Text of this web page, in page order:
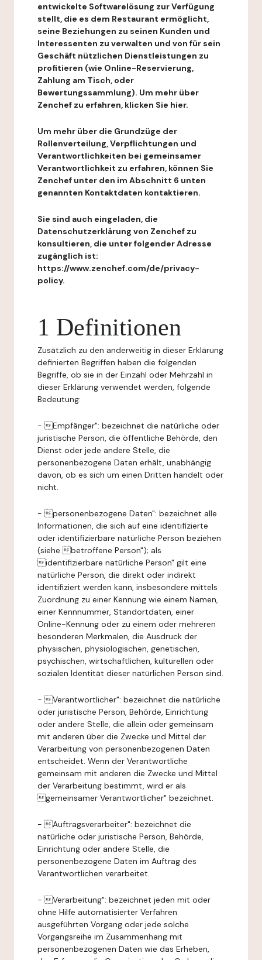
entwickelte Softwarelösung zur Verfügung
stellt, die es dem Restaurant ermöglicht,
seine Beziehungen zu seinen Kunden und
Interessenten zu verwalten und von für sein
Geschäft nützlichen Dienstleistungen zu
profitieren (wie Online-Reservierung,
Zahlung am Tisch, oder
Bewertungssammlung). Um mehr über
Zenchef zu erfahren, klicken Sie hier.
Um mehr über die Grundzüge der
Rollenverteilung, Verpflichtungen und
Verantwortlichkeiten bei gemeinsamer
Verantwortlichkeit zu erfahren, können Sie
Zenchef unter den im Abschnitt 6 unten
genannten Kontaktdaten kontaktieren.
Sie sind auch eingeladen, die
Datenschutzerklärung von Zenchef zu
konsultieren, die unter folgender Adresse
zugänglich ist:
https://www.zenchef.com/de/privacy-
policy.
1 Definitionen
Zusätzlich zu den anderweitig in dieser Erklärung
definierten Begriffen haben die folgenden
Begriffe, ob sie in der Einzahl oder Mehrzahl in
dieser Erklärung verwendet werden, folgende
Bedeutung:
- Empfänger": bezeichnet die natürliche oder
juristische Person, die öffentliche Behörde, den
Dienst oder jede andere Stelle, die
personenbezogene Daten erhält, unabhängig
davon, ob es sich um einen Dritten handelt oder
nicht.
- personenbezogene Daten": bezeichnet alle
Informationen, die sich auf eine identifizierte
oder identifizierbare natürliche Person beziehen
(siehe betroffene Person"); als
identifizierbare natürliche Person" gilt eine
natürliche Person, die direkt oder indirekt
identifiziert werden kann, insbesondere mittels
Zuordnung zu einer Kennung wie einem Namen,
einer Kennnummer, Standortdaten, einer
Online-Kennung oder zu einem oder mehreren
besonderen Merkmalen, die Ausdruck der
physischen, physiologischen, genetischen,
psychischen, wirtschaftlichen, kulturellen oder
sozialen Identität dieser natürlichen Person sind.
- Verantwortlicher": bezeichnet die natürliche
oder juristische Person, Behörde, Einrichtung
oder andere Stelle, die allein oder gemeinsam
mit anderen über die Zwecke und Mittel der
Verarbeitung von personenbezogenen Daten
entscheidet. Wenn der Verantwortliche
gemeinsam mit anderen die Zwecke und Mittel
der Verarbeitung bestimmt, wird er als
gemeinsamer Verantwortlicher" bezeichnet.
- Auftragsverarbeiter": bezeichnet die
natürliche oder juristische Person, Behörde,
Einrichtung oder andere Stelle, die
personenbezogene Daten im Auftrag des
Verantwortlichen verarbeitet.
- Verarbeitung": bezeichnet jeden mit oder
ohne Hilfe automatisierter Verfahren
ausgeführten Vorgang oder jede solche
Vorgangsreihe im Zusammenhang mit
personenbezogenen Daten wie das Erheben,